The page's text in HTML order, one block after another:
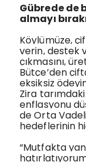
Gübrede de
almayı
Köylümüze,
verin, destek
çıkmasını,
Bütçe’den
eksiksiz
Zira
enflasyonu
de Orta
hedeflerinin
“Mutfakta